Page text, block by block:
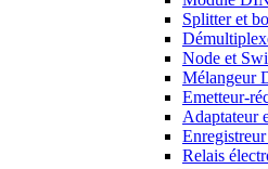
Splitter et
Node et
Mélangeur
Emetteur-
Adaptateur
Relais